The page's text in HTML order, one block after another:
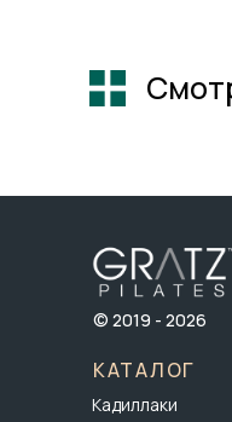
Кадиллаки
© 2019 - 2026
КАТАЛОГ